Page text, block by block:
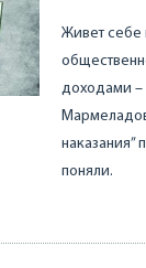
Живет себе
доходами –
наказания”
поняли.